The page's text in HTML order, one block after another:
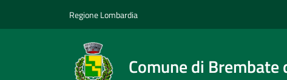
Regione Lombardia
Comune di Brembate